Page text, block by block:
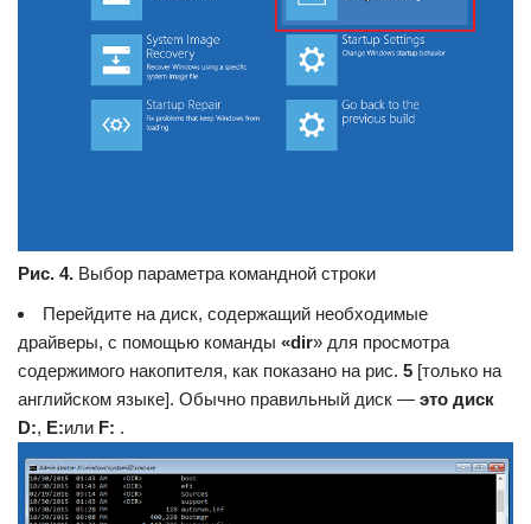
Рис. 4. Выбор параметра командной строки
Перейдите на диск, содержащий необходимые
драйверы, с помощью команды «dir» для просмотра
содержимого накопителя, как показано на рис. 5 [только на
английском языке]. Обычно правильный диск — это диск
D:, E:или F: .